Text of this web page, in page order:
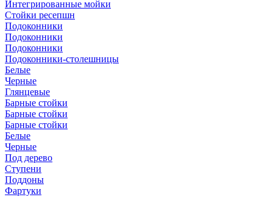
Интегрированные мойки
Стойки ресепшн
Подоконники
Подоконники
Подоконники
Подоконники-столешницы
Белые
Черные
Глянцевые
Барные стойки
Барные стойки
Барные стойки
Белые
Черные
Под дерево
Ступени
Поддоны
Фартуки